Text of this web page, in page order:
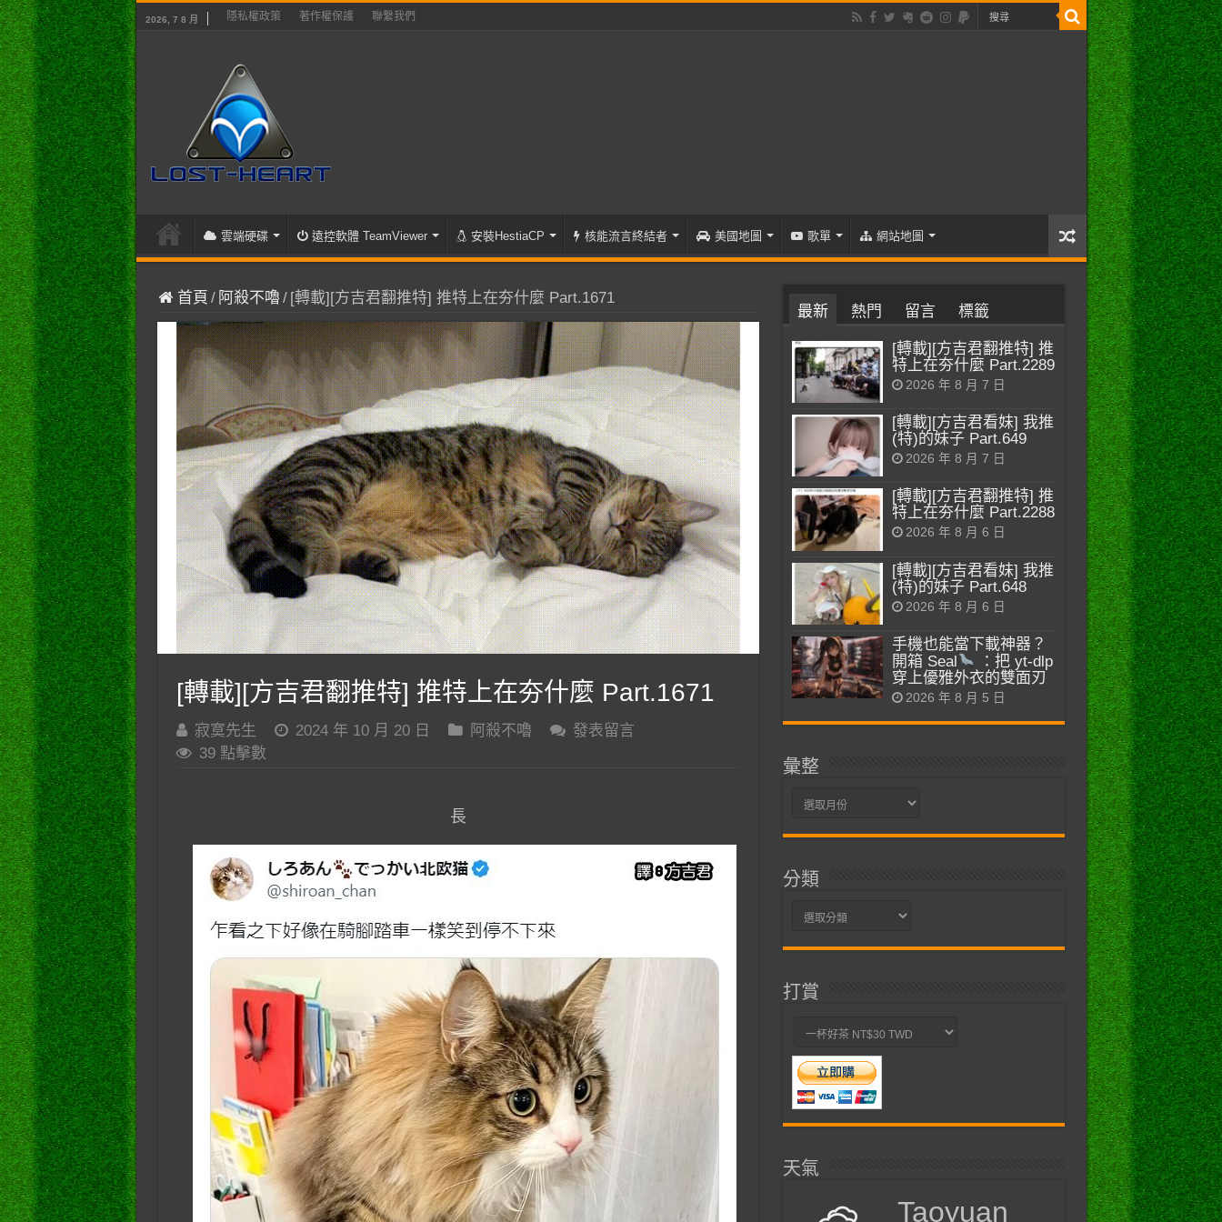
2026, 7 8 月 隱私權政策 著作權保護 聯繫我們
雲端硬碟 遠控軟體 TeamViewer 安裝HestiaCP 核能流言終結者 美國地圖 歌單 網站地圖
首頁 / 阿殺不嚕/ [轉載][方吉君翻推特] 推特上在夯什麼 Part.1671
[轉載][方吉君翻推特] 推特上在夯什麼 Part.1671
寂寞先生 2024 年 10 月 20 日 阿殺不嚕
發表留言
39 點擊數
長
最新 熱門 留言 標籤
[轉載][方吉君翻推特] 推
特上在夯什麼 Part.2289
2026 年 8 月 7 日
[轉載][方吉君看妹] 我推
(特)的妹子 Part.649
2026 年 8 月 7 日
[轉載][方吉君翻推特] 推
特上在夯什麼 Part.2288
2026 年 8 月 6 日
[轉載][方吉君看妹] 我推
(特)的妹子 Part.648
2026 年 8 月 6 日
手機也能當下載神器？
開箱 Seal
：把 yt-dlp
穿上優雅外衣的雙面刃
2026 年 8 月 5 日
彙整
彙
分類
分
打賞
天氣
Taoyuan